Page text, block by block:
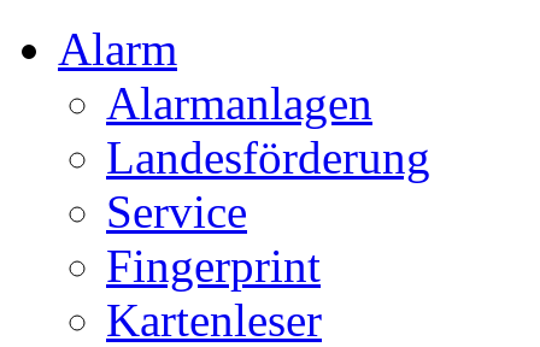
Alarm
Alarmanlagen
Landesförderung
Service
Fingerprint
Kartenleser